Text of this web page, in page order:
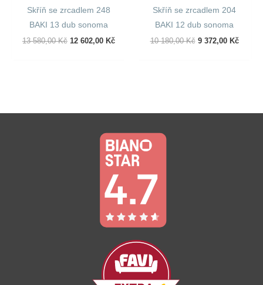
Skříň se zrcadlem 248
BAKI 13 dub sonoma
13 580,00Kč Původní
12 602,00 KčAktuální
Skříň se zrcadlem 204
BAKI 12 dub sonoma
10 180,00Kč Původní
9 372,00 Kč